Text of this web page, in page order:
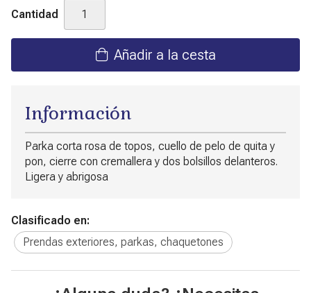
Cantidad
Añadir a la cesta
Información
Parka corta rosa de topos, cuello de pelo de quita y
pon, cierre con cremallera y dos bolsillos delanteros.
Ligera y abrigosa
Clasificado en:
Prendas exteriores, parkas, chaquetones